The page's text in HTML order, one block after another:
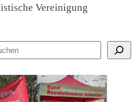
Vereinigung